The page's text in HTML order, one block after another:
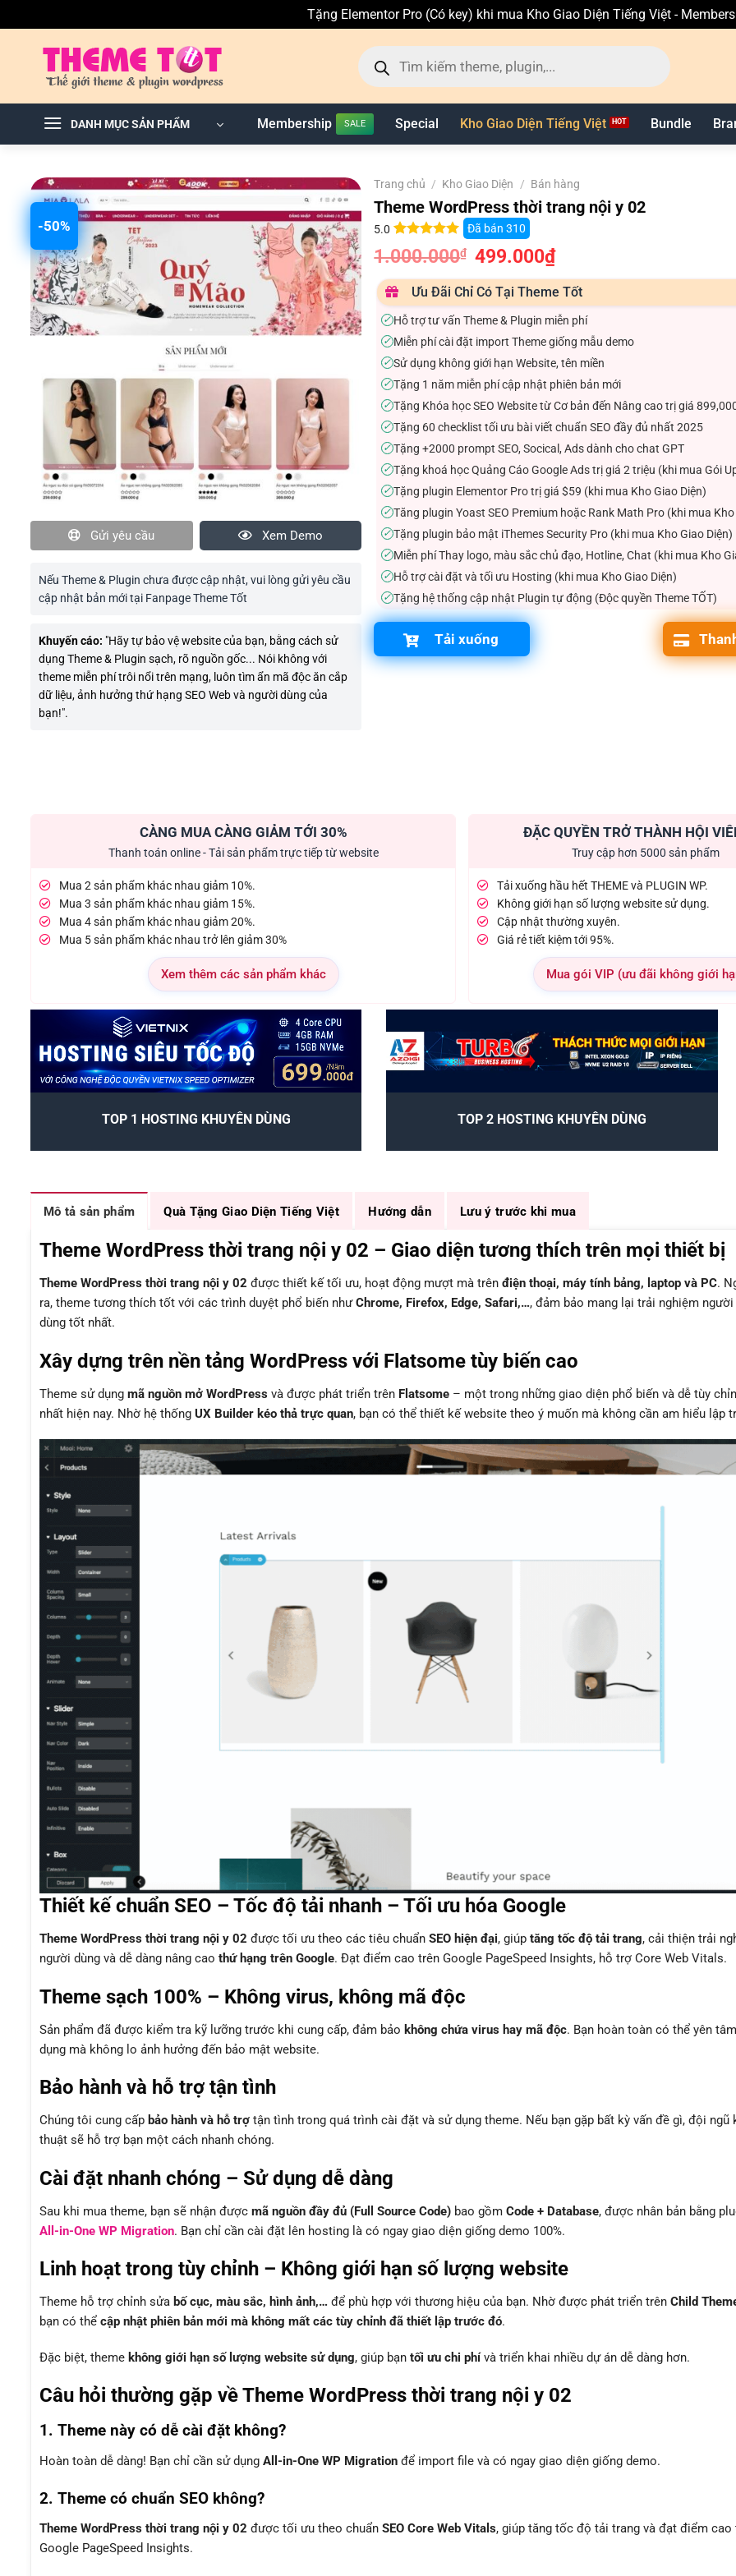
Tặng Elementor Pro (Có key) khi mua Kho Giao Diện Tiếng Việt -
Tìm
kiếm
sản
phẩm
DANH MỤC SẢN PHẨM Membership Special Kho Giao Diện Tiếng Việt Bundle
-50%
Gửi yêu cầu Xem Demo
Nếu Theme & Plugin chưa được cập nhật, vui lòng gửi yêu cầu
cập nhật bản mới tại Fanpage Theme Tốt
Khuyến cáo: "Hãy tự bảo vệ website của bạn, bằng cách sử
dụng Theme & Plugin sạch, rõ nguồn gốc... Nói không với
theme miễn phí trôi nổi trên mạng, luôn tìm ẩn mã độc ăn cắp
dữ liệu, ảnh hưởng thứ hạng SEO Web và người dùng của
bạn!".
Trang chủ / Kho Giao Diện / Bán hàng
Theme WordPress thời trang nội y 02
5.0
5.0 trên 5
dựa trên
5
Đã bán310
1.000.000₫
Giá
gốc
1.000.000₫.
499.000₫Giá
là:
499.000₫.
Ưu Đãi Chỉ Có Tại Theme Tốt
✓Hỗ trợ tư vấn Theme & Plugin miễn phí
✓Miễn phí cài đặt import Theme giống mẫu demo
✓Sử dụng không giới hạn Website, tên miền
✓Tặng 1 năm miễn phí cập nhật phiên bản mới
✓Tặng Khóa học SEO Website từ Cơ bản đến Nâng cao trị giá
✓Tặng 60 checklist tối ưu bài viết chuẩn SEO đầy đủ nhất 2025
✓Tặng +2000 prompt SEO, Socical, Ads dành cho chat GPT
✓Tặng khoá học Quảng Cáo Google Ads trị giá 2 triệu (khi mua Gói
✓Tặng plugin Elementor Pro trị giá $59 (khi mua Kho Giao Diện)
✓Tăng plugin Yoast SEO Premium hoặc Rank Math Pro (khi mua Kho
✓Tặng plugin bảo mật iThemes Security Pro (khi mua Kho Giao Diện)
✓Miễn phí Thay logo, màu sắc chủ đạo, Hotline, Chat (khi mua Kho
✓Hỗ trợ cài đặt và tối ưu Hosting (khi mua Kho Giao Diện)
✓Tặng hệ thống cập nhật Plugin tự động (Độc quyền Theme TỐT)
Tải xuống
CÀNG MUA CÀNG GIẢM TỚI 30%
Thanh toán online - Tải sản phẩm trực tiếp từ website
Mua 2 sản phẩm khác nhau giảm 10%.
Mua 3 sản phẩm khác nhau giảm 15%.
Mua 4 sản phẩm khác nhau giảm 20%.
Mua 5 sản phẩm khác nhau trở lên giảm 30%
Xem thêm các sản phẩm khác
ĐẶC QUYỀN TRỞ THÀNH HỘI
Truy cập hơn 5000 sản phẩm
Tải xuống hầu hết THEME và PLUGIN WP.
Không giới hạn số lượng website sử dụng.
Cập nhật thường xuyên.
Giá rẻ tiết kiệm tới 95%.
Mua gói VIP (ưu đãi không giới
TOP 1 HOSTING KHUYÊN DÙNG TOP 2 HOSTING KHUYÊN DÙNG
Mô tả sản phẩm Quà Tặng Giao Diện Tiếng Việt Hướng dẫn Lưu ý trước khi mua
Theme WordPress thời trang nội y 02 – Giao diện tương thích trên mọi thiết bị
Theme WordPress thời trang nội y 02 được thiết kế tối ưu, hoạt động mượt mà trên điện thoại, máy tính bảng, laptop và PC.
ra, theme tương thích tốt với các trình duyệt phổ biến nhưChrome, Firefox, Edge, Safari,…, đảm bảo mang lại trải nghiệm người
dùng tốt nhất.
Xây dựng trên nền tảng WordPress với Flatsome tùy biến cao
Theme sử dụng mã nguồn mở WordPress và được phát triển trên Flatsome – một trong những giao diện phổ biến và dễ tùy
nhất hiện nay. Nhờ hệ thống UX Builder kéo thả trực quan, bạn có thể thiết kế website theo ý muốn mà không cần am hiểu lập
Thiết kế chuẩn SEO – Tốc độ tải nhanh – Tối ưu hóa Google
Theme WordPress thời trang nội y 02 được tối ưu theo các tiêu chuẩn SEO hiện đại, giúp tăng tốc độ tải trang, cải thiện trải
người dùng và dễ dàng nâng cao thứ hạng trên Google. Đạt điểm cao trên Google PageSpeed Insights, hỗ trợ Core Web Vitals.
Theme sạch 100% – Không virus, không mã độc
Sản phẩm đã được kiểm tra kỹ lưỡng trước khi cung cấp, đảm bảo không chứa virus hay mã độc. Bạn hoàn toàn có thể yên
dụng mà không lo ảnh hưởng đến bảo mật website.
Bảo hành và hỗ trợ tận tình
Chúng tôi cung cấp bảo hành và hỗ trợ tận tình trong quá trình cài đặt và sử dụng theme. Nếu bạn gặp bất kỳ vấn đề gì, đội ngũ
thuật sẽ hỗ trợ bạn một cách nhanh chóng.
Cài đặt nhanh chóng – Sử dụng dễ dàng
Sau khi mua theme, bạn sẽ nhận được mã nguồn đầy đủ (Full Source Code) bao gồm Code + Database, được nhân bản bằng
All-in-One WP Migration. Bạn chỉ cần cài đặt lên hosting là có ngay giao diện giống demo 100%.
Linh hoạt trong tùy chỉnh – Không giới hạn số lượng website
Theme hỗ trợ chỉnh sửa bố cục, màu sắc, hình ảnh,… để phù hợp với thương hiệu của bạn. Nhờ được phát triển trên Child
bạn có thể cập nhật phiên bản mới mà không mất các tùy chỉnh đã thiết lập trước đó.
Đặc biệt, theme không giới hạn số lượng website sử dụng, giúp bạn tối ưu chi phívà triển khai nhiều dự án dễ dàng hơn.
Câu hỏi thường gặp về Theme WordPress thời trang nội y 02
1. Theme này có dễ cài đặt không?
Hoàn toàn dễ dàng! Bạn chỉ cần sử dụng All-in-One WP Migration để import file và có ngay giao diện giống demo.
2. Theme có chuẩn SEO không?
Theme WordPress thời trang nội y 02 được tối ưu theo chuẩn SEO Core Web Vitals, giúp tăng tốc độ tải trang và đạt điểm cao
Google PageSpeed Insights.